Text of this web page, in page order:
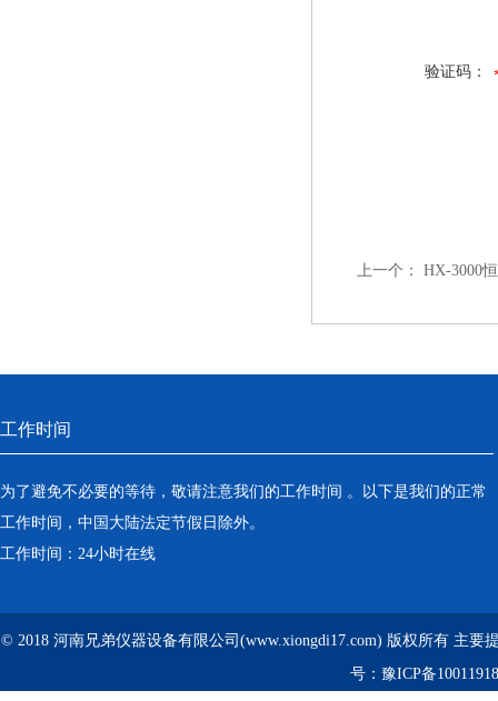
验证码：
上一个： HX-3000
工作时间
为了避免不必要的等待，敬请注意我们的工作时间 。以下是我们的正常
工作时间，中国大陆法定节假日除外。
工作时间：24小时在线
© 2018 河南兄弟仪器设备有限公司(www.xiongdi17.com) 版权所有 主要
号： 豫ICP备